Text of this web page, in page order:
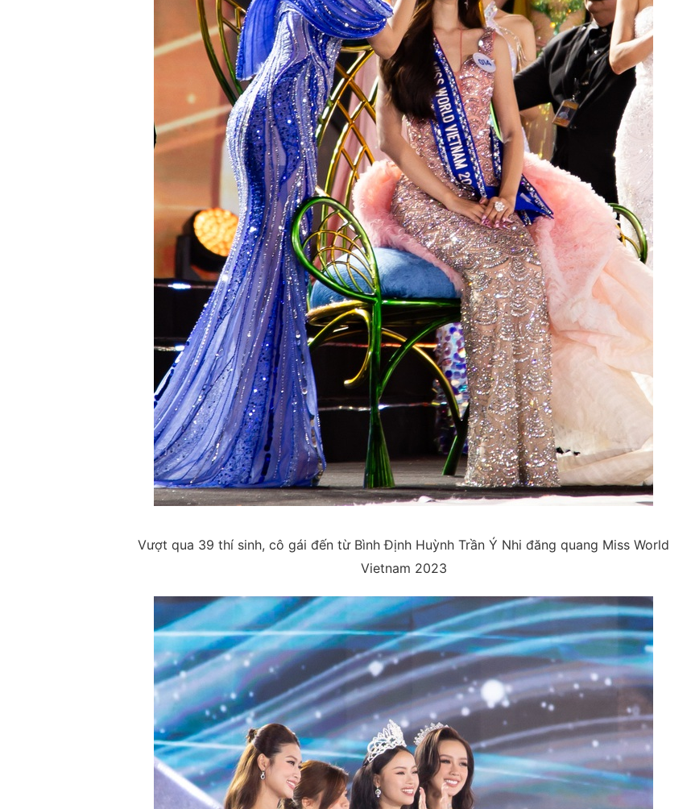
Vượt qua 39 thí sinh, cô gái đến từ Bình Định Huỳnh Trần Ý Nhi đăng quang Miss World
Vietnam 2023